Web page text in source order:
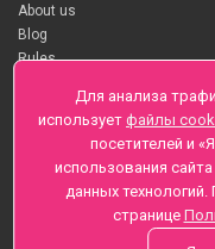
About us
Blog
Rules
About flower Delivery
Payment
Telegramm
Sankt-Peterburg, Zaozernaya
+7 (812) 425-01-16
Questions? Call 24 hours
Для анализа
использует файлы
посетителей и
использования
данных
странице